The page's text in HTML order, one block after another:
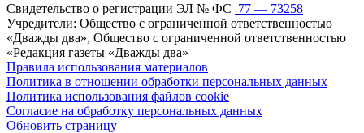
Свидетельство о регистрации ЭЛ № ФС 77 — 73258
Учредители: Общество с ограниченной ответственностью
«Дважды два», Общество с ограниченной ответственностью
«Редакция газеты «Дважды два»
Правила использования материалов
Политика в отношении обработки персональных данных
Политика использования файлов cookie
Согласие на обработку персональных данных
Обновить страницу